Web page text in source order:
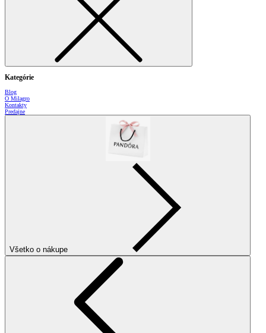
Kategórie
Blog
O Milagro
Kontakty
Predajne
Všetko o nákupe